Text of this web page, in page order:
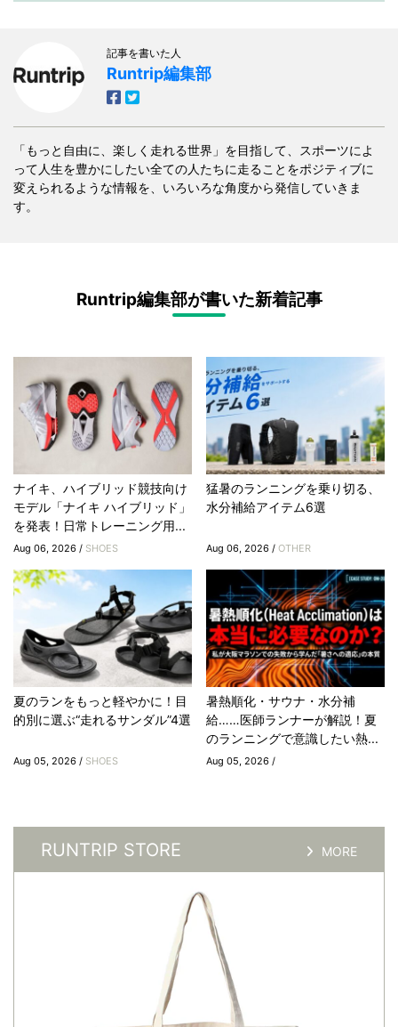
記事を書いた人
Runtrip編集部
「もっと自由に、楽しく走れる世界」を目指して、スポーツによ
って人生を豊かにしたい全ての人たちに走ることをポジティブに
変えられるような情報を、いろいろな角度から発信していきま
す。
Runtrip編集部が書いた新着記事
ナイキ、ハイブリッド競技向け
モデル「ナイキ ハイブリッド」
を発表！日常トレーニング用...
Aug 06, 2026 / SHOES
猛暑のランニングを乗り切る、
水分補給アイテム6選
Aug 06, 2026 / OTHER
夏のランをもっと軽やかに！目
的別に選ぶ“走れるサンダル”4選
Aug 05, 2026 / SHOES
暑熱順化・サウナ・水分補
給……医師ランナーが解説！夏
のランニングで意識したい熱...
Aug 05, 2026 /
RUNTRIP STORE MORE